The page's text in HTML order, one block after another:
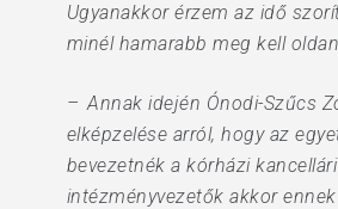
Ugyanakkor érzem az idő
minél hamarabb meg kell
– Annak idején Ónodi-Szűcs
elképzelése arról, hogy az
bevezetnék a kórházi
intézményvezetők akkor